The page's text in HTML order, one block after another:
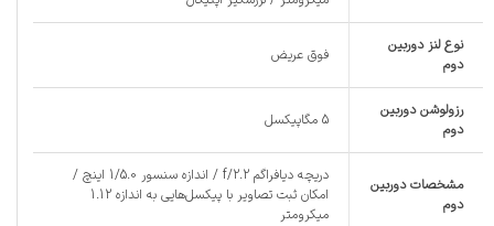
نوع لنز دوربین
دوم
فوق عریض
رزولوشن دوربین
دوم
5 مگاپیکسل
مشخصات دوربین
دوم
دریچه دیافراگم f/2.2 / اندازه سنسور 1/5.0 اینچ /
امکان ثبت تصاویر با پیکسل‌هایی به اندازه 1.12
میکرومتر